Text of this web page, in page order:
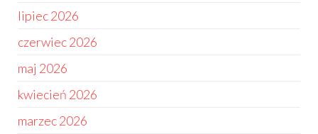
lipiec 2026
czerwiec 2026
maj 2026
kwiecień 2026
marzec 2026